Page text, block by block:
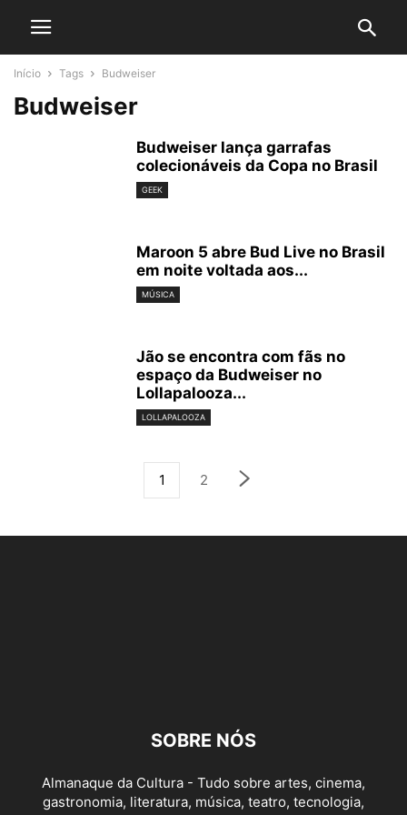
Início Tags Budweiser
Budweiser
Budweiser lança garrafas
colecionáveis da Copa no Brasil
GEEK
Maroon 5 abre Bud Live no Brasil
em noite voltada aos...
MÚSICA
Jão se encontra com fãs no
espaço da Budweiser no
Lollapalooza...
LOLLAPALOOZA
1 2
SOBRE NÓS
Almanaque da Cultura - Tudo sobre artes, cinema,
gastronomia, literatura, música, teatro, tecnologia,